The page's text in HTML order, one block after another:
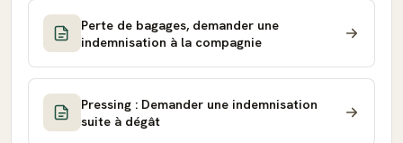
Perte de bagages, demander une
indemnisation à la compagnie
Pressing : Demander une indemnisation
suite à dégât